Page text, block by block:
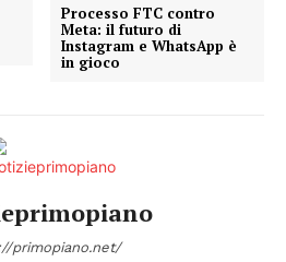
Processo FTC contro
Meta: il futuro di
Instagram e WhatsApp è
in gioco
primopiano.net/